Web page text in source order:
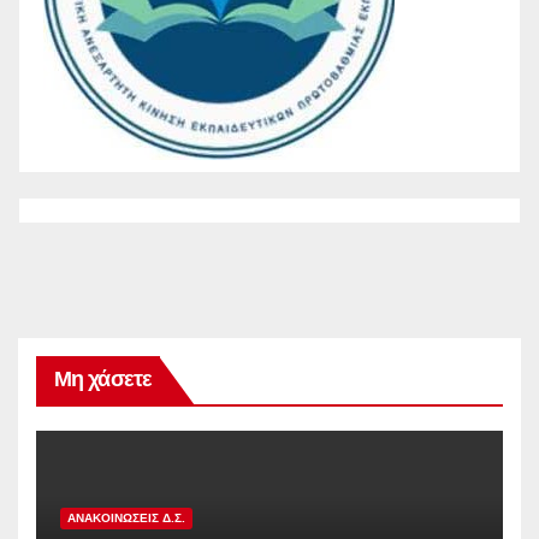
Μη χάσετε
ΑΝΑΚΟΙΝΏΣΕΙΣ Δ.Σ.